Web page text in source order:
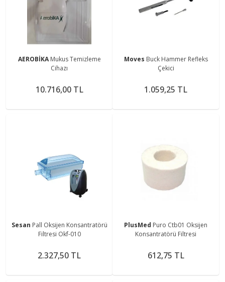
AEROBİKAMukus Temizleme
Cihazı
10.716,00 TL
Moves Buck Hammer Refleks
Çekici
1.059,25 TL
Sesan Pall Oksijen Konsantratörü
Filtresi Okf-010
2.327,50 TL
PlusMed Puro Ctb01 Oksijen
Konsantratörü Filtresi
612,75 TL